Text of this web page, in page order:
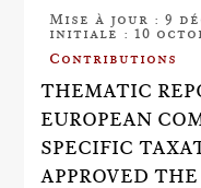
Mise à jour : 9
initiale : 10
Contributions
THEMATIC
EUROPEAN
SPECIFIC
APPROVED